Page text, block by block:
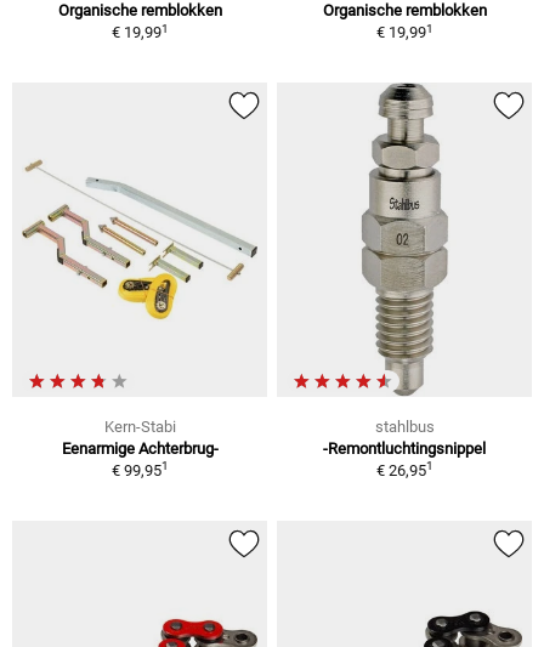
Organische remblokken
€ 19,991
Organische remblokken
€ 19,991
Kern-Stabi
Eenarmige Achterbrug-
€ 99,951
stahlbus
-Remontluchtingsnippel
€ 26,951